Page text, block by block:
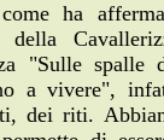
ha
della
"Sulle spalle
a vivere",
dei riti.